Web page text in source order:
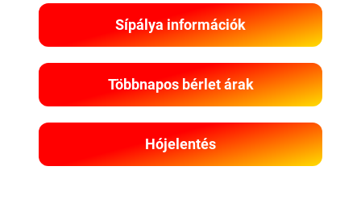
Sípálya információk
Többnapos bérlet árak
Hójelentés